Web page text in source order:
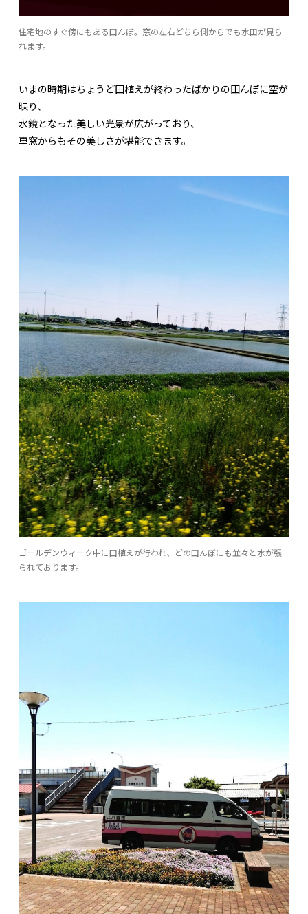
住宅地のすぐ傍にもある田んぼ。窓の左右どちら側からでも水田が見ら
れます。
いまの時期はちょうど田植えが終わったばかりの田んぼに空が
映り、
水鏡となった美しい光景が広がっており、
車窓からもその美しさが堪能できます。
ゴールデンウィーク中に田植えが行われ、どの田んぼにも並々と水が張
られております。